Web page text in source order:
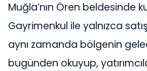
Muğla’nın Ören beldesinde
Gayrimenkul ile yalnızca
aynı zamanda bölgenin
bugünden okuyup,